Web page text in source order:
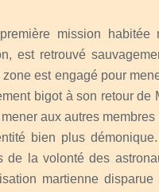
mission habitée
est retrouvé
est engagé pour
bigot à son retour de
aux autres
bien plus
de la volonté des
martienne disparue